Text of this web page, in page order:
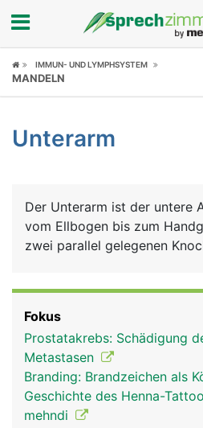
Fokus
Symptome
News
Rubriken
IMMUN- UND LYMPHSYSTEM
MANDELN
Unterarm
Der Unterarm ist der untere
vom Ellbogen bis zum
zwei parallel gelegenen
und Speiche. Zeigt die
liegen sie nebeneinander,
bewegt sich die Speiche
Diese Drehbewegung wird
Rollgelenk jeweils am oberen
ermöglicht. Das
Fokus
Prostatakrebs: Schädigung
Metastasen
Branding: Brandzeichen als
Geschichte des Henna-
mehndi